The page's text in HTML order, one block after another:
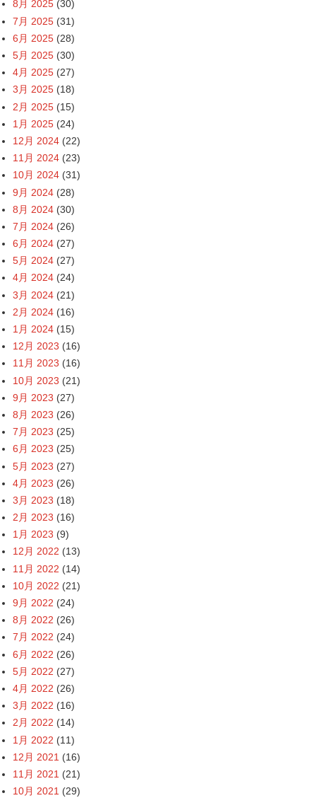
8月 2025 (30)
7月 2025 (31)
6月 2025 (28)
5月 2025 (30)
4月 2025 (27)
3月 2025 (18)
2月 2025 (15)
1月 2025 (24)
12月 2024 (22)
11月 2024 (23)
10月 2024 (31)
9月 2024 (28)
8月 2024 (30)
7月 2024 (26)
6月 2024 (27)
5月 2024 (27)
4月 2024 (24)
3月 2024 (21)
2月 2024 (16)
1月 2024 (15)
12月 2023 (16)
11月 2023 (16)
10月 2023 (21)
9月 2023 (27)
8月 2023 (26)
7月 2023 (25)
6月 2023 (25)
5月 2023 (27)
4月 2023 (26)
3月 2023 (18)
2月 2023 (16)
1月 2023 (9)
12月 2022 (13)
11月 2022 (14)
10月 2022 (21)
9月 2022 (24)
8月 2022 (26)
7月 2022 (24)
6月 2022 (26)
5月 2022 (27)
4月 2022 (26)
3月 2022 (16)
2月 2022 (14)
1月 2022 (11)
12月 2021 (16)
11月 2021 (21)
10月 2021 (29)